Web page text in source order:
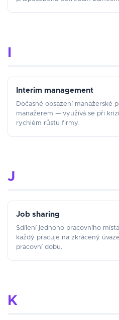
Interim management
Dočasné obsazení manažerské
manažerem — využívá se při
rychlém růstu firmy.
J
Job sharing
Sdílení jednoho pracovního
každý pracuje na zkrácený
pracovní dobu.
K